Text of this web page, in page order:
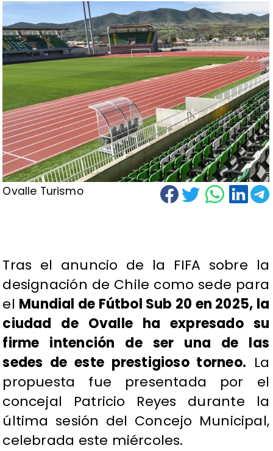
Ovalle Turismo
​Tras el anuncio de la FIFA sobre la
designación de Chile como sede para
el Mundial de Fútbol Sub 20 en 2025, la
ciudad de Ovalle ha expresado su
firme intención de ser una de las
sedes de este prestigioso torneo. La
propuesta fue presentada por el
concejal Patricio Reyes durante la
última sesión del Concejo Municipal,
celebrada este miércoles.